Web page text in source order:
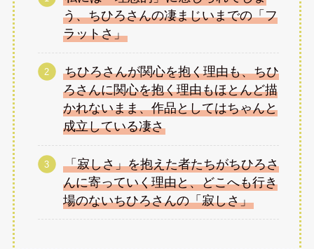
う、ちひろさんの凄まじいまでの「フ
ラットさ」
ちひろさんが関心を抱く理由も、ちひ
ろさんに関心を抱く理由もほとんど描
かれないまま、作品としてはちゃんと
成立している凄さ
「寂しさ」を抱えた者たちがちひろさ
んに寄っていく理由と、どこへも行き
場のないちひろさんの「寂しさ」